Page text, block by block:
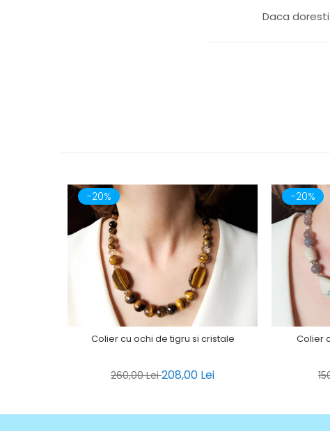
Daca
-20%
Colier cu ochi de tigru si cristale
260,00 Lei208,00 Lei
-20%
Colier